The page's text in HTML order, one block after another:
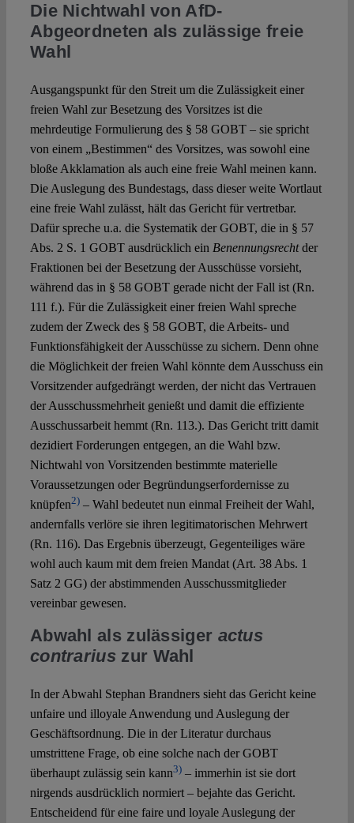
Die Nichtwahl von AfD-
Abgeordneten als zulässige freie
Wahl
Ausgangspunkt für den Streit um die Zulässigkeit einer
freien Wahl zur Besetzung des Vorsitzes ist die
mehrdeutige Formulierung des § 58 GOBT – sie spricht
von einem „Bestimmen“ des Vorsitzes, was sowohl eine
bloße Akklamation als auch eine freie Wahl meinen kann.
Die Auslegung des Bundestags, dass dieser weite Wortlaut
eine freie Wahl zulässt, hält das Gericht für vertretbar.
Dafür spreche u.a. die Systematik der GOBT, die in § 57
Abs. 2 S. 1 GOBT ausdrücklich ein Benennungsrechtder
Fraktionen bei der Besetzung der Ausschüsse vorsieht,
während das in § 58 GOBT gerade nicht der Fall ist (Rn.
111 f.). Für die Zulässigkeit einer freien Wahl spreche
zudem der Zweck des § 58 GOBT, die Arbeits- und
Funktionsfähigkeit der Ausschüsse zu sichern. Denn ohne
die Möglichkeit der freien Wahl könnte dem Ausschuss ein
Vorsitzender aufgedrängt werden, der nicht das Vertrauen
der Ausschussmehrheit genießt und damit die effiziente
Ausschussarbeit hemmt (Rn. 113.). Das Gericht tritt damit
dezidiert Forderungen entgegen, an die Wahl bzw.
Nichtwahl von Vorsitzenden bestimmte materielle
Voraussetzungen oder Begründungserfordernisse zu
knüpfen2)– Wahl bedeutet nun einmal Freiheit der Wahl,
andernfalls verlöre sie ihren legitimatorischen Mehrwert
(Rn. 116). Das Ergebnis überzeugt, Gegenteiliges wäre
wohl auch kaum mit dem freien Mandat (Art. 38 Abs. 1
Satz 2 GG) der abstimmenden Ausschussmitglieder
vereinbar gewesen.
Abwahl als zulässiger actus
contrarius zur Wahl
In der Abwahl Stephan Brandners sieht das Gericht keine
unfaire und illoyale Anwendung und Auslegung der
Geschäftsordnung. Die in der Literatur durchaus
umstrittene Frage, ob eine solche nach der GOBT
überhaupt zulässig sein kann3)– immerhin ist sie dort
nirgends ausdrücklich normiert – bejahte das Gericht.
Entscheidend für eine faire und loyale Auslegung der